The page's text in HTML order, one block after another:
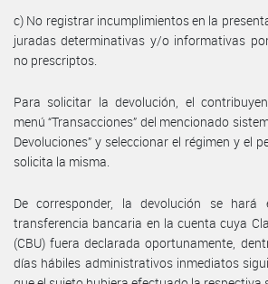
c) No registrar incumplimientos en la
juradas determinativas y/o informativas
no prescriptos.
Para solicitar la devolución, el
menú “Transacciones” del mencionado
Devoluciones” y seleccionar el régimen y el
solicita la misma.
De corresponder, la devolución se
transferencia bancaria en la cuenta cuya
(CBU) fuera declarada oportunamente,
días hábiles administrativos inmediatos